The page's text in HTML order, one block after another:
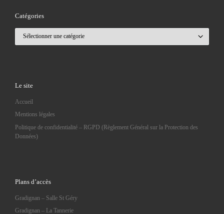
Catégories
Le site
Accueil
Mentions légales
Politique de confidentialité – RGPD (Règlement Général sur la Protection des
Données)
Plans d’accès
Gradignan – Salle St Géry
Gradignan – La Tannerie